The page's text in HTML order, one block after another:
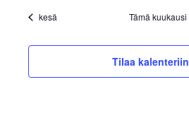
kesä Tämä kuukausi
Tilaa kalenteriin